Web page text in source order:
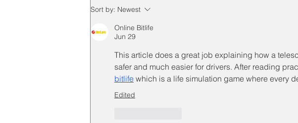
Harga Toyox Chemical Hose
yang Mempengaruhi
Harganya
Sort by: Newest
Online Bitlife
Jun 29
This article does a great job explaining how a
safer and much easier for drivers. After reading
bitlife which is a life simulation game where every
Edited